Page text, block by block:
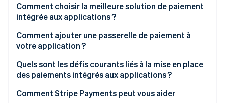
Un paiement plus rapide et plus fluide
Une sécurité qui évolue avec vous
Autres moyens de paiement
Cohérence et connaissance de la marque
Comment choisir la meilleure solution de paiement
intégrée aux applications ?
Connaître les règles de votre plateforme
Donner la priorité à la sécurité et à la conformité
Penser à l’expérience développeur
Comprendre les tarifs et l’évolutivité
Comment ajouter une passerelle de paiement à
votre application ?
1. Configurer votre compte de paiement
2. Intégrer le SDK ou API
Quels sont les défis courants liés à la mise en place
des paiements intégrés aux applications ?
Sécurité et conformité
Comment Stripe Payments peut vous aider